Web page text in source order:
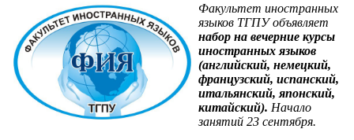
Факультет иностранных
языков ТГПУ объявляет
набор на вечерние курсы
иностранных языков
(английский, немецкий,
французский, испанский,
итальянский, японский,
китайский). Начало
занятий 23 сентября.